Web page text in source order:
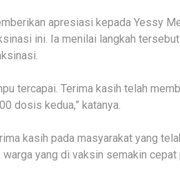
apresiasi kepada Yessy
ini. Ia menilai langkah
tercapai. Terima kasih telah
dosis kedua,” katanya.
kasih pada masyarakat yang
warga yang di vaksin semakin